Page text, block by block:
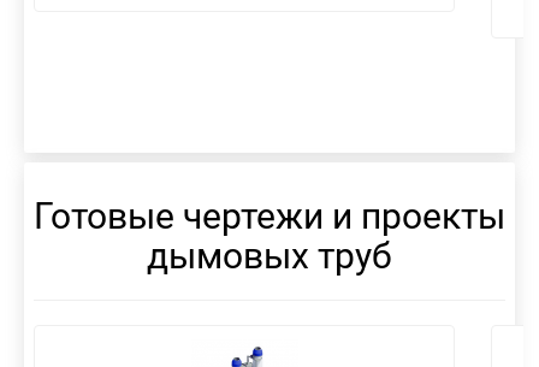
Готовые чертежи и проекты
дымовых труб